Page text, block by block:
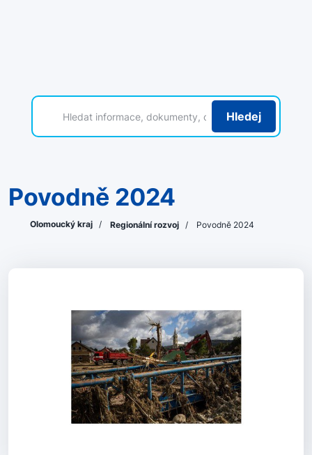
Hledej
Povodně 2024
Olomoucký kraj / Regionální rozvoj / Povodně 2024